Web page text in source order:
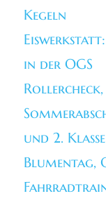
Kegeln
in der OGS
Rollercheck,
und 2. Klasse
Blumentag,